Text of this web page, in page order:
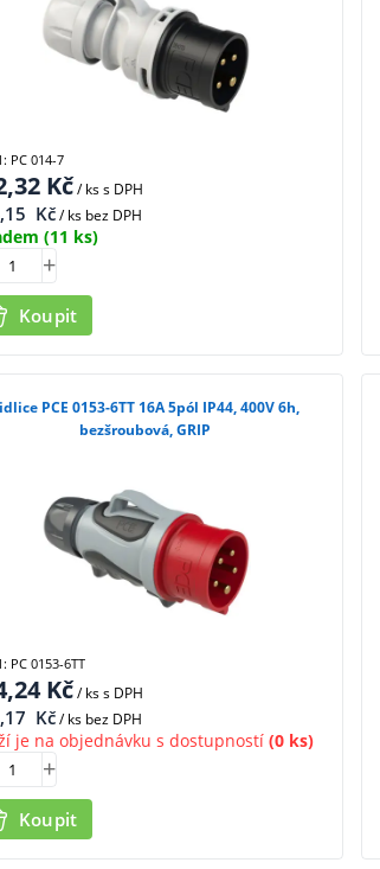
Kč/ kss DPH
Kč/ ks bez DPH
(11 ks)
Koupit
PC 014-7
PCE 0153-6TT 16A 5pól IP44, 400V 6h,
bezšroubová, GRIP
Kč/ kss DPH
Kč/ ks bez DPH
je na objednávku s dostupností(0 ks)
Koupit
PC 0153-6TT